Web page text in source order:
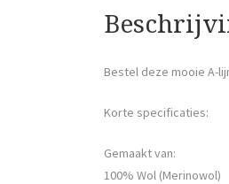
Bestel deze mooie A-
Korte specificaties:
Gemaakt van:
100% Wol (Merinowol)